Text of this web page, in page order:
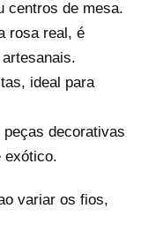
centros de mesa.
rosa real, é
ideal para
decorativas
exótico.
variar os fios,